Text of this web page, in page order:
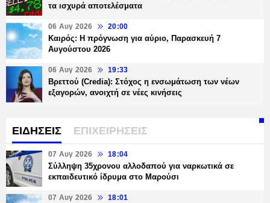
τα ισχυρά αποτελέσματα
06 Αυγ 2026 20:00
Καιρός: Η πρόγνωση για αύριο, Παρασκευή 7
Αυγούστου 2026
06 Αυγ 2026 19:33
Βρεττού (Credia): Στόχος η ενσωμάτωση των νέων
εξαγορών, ανοιχτή σε νέες κινήσεις
ΕΙΔΗΣΕΙΣ ΕΠΙΧΕΙΡΗΣΕΙΣ
07 Αυγ 2026 18:04
Σύλληψη 35χρονου αλλοδαπού για ναρκωτικά σε
εκπαιδευτικό ίδρυμα στο Μαρούσι
07 Αυγ 2026 18:01